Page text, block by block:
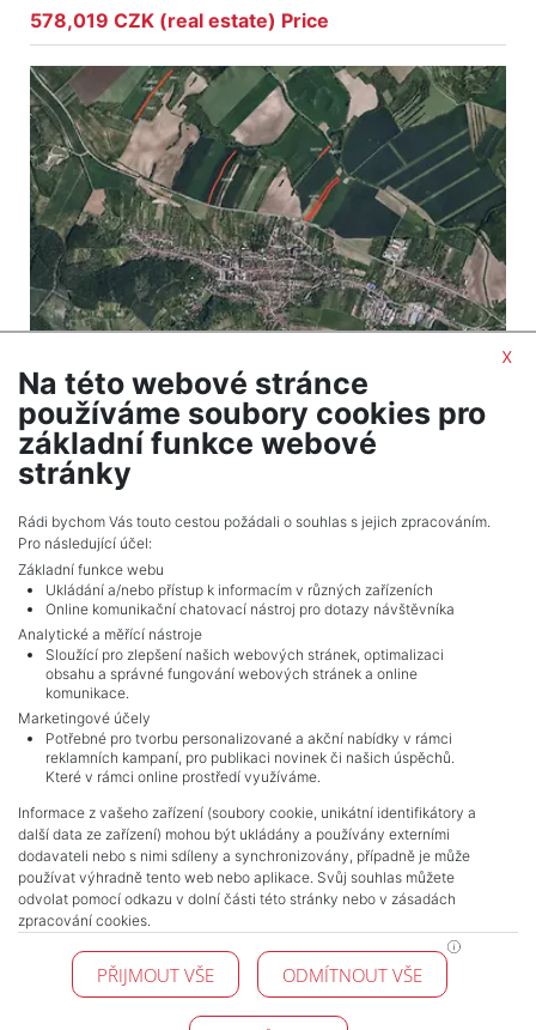
578,019 CZK (real estate) Price
Land for sale / field / 15876 m2
Klobouky u Brna
714,443 CZK (real estate) Price
Adverts total10.
NAVIGACE
Terms and conditions
Protection of personal data
Real estate's
Contact
Cookie processing
KONTAKT
Pražské reality
x
Na této webové stránce
používáme soubory cookies pro
základní funkce webové
stránky
Rádi bychom Vás touto cestou požádali o souhlas s jejich zpracováním.
Pro následující účel:
Základní funkce webu
Ukládání a/nebo přístup k informacím v různých zařízeních
Online komunikační chatovací nástroj pro dotazy návštěvníka
Analytické a měřící nástroje
Sloužící pro zlepšení našich webových stránek, optimalizaci
obsahu a správné fungování webových stránek a online
komunikace.
Marketingové účely
Potřebné pro tvorbu personalizované a akční nabídky v rámci
reklamních kampaní, pro publikaci novinek či našich úspěchů.
Které v rámci online prostředí využíváme.
Informace z vašeho zařízení (soubory cookie, unikátní identifikátory a
další data ze zařízení) mohou být ukládány a používány externími
dodavateli nebo s nimi sdíleny a synchronizovány, případně je může
používat výhradně tento web nebo aplikace. Svůj souhlas můžete
odvolat pomocí odkazu v dolní části této stránky nebo v zásadách
zpracování cookies.
PŘIJMOUT VŠE ODMÍTNOUT VŠE